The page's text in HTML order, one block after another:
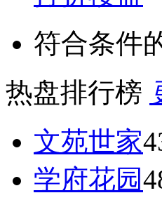
符合条件
热盘排行榜
文苑世家
学府花园